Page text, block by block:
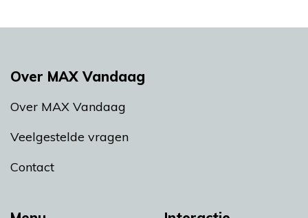
Over MAX Vandaag
Over MAX Vandaag
Veelgestelde vragen
Contact